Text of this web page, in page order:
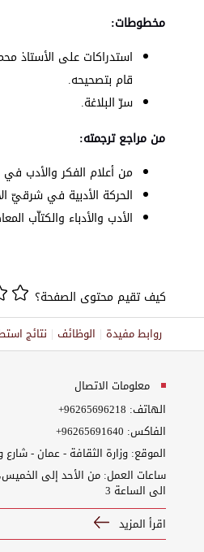
مخطوطات:
استدراكات على الأستاذ
قام بتصحيحه.
سرّ البلاغة.
من مراجع ترجمته:
من أعلام الفكر والأدب في
الحركة الأدبية في شرقيّ
الأدب والأدباء والكتاّب
كيف تقيم محتوى الصفحة؟
روابط مفيدة الوظائف نتائج
معلومات الاتصال
الهاتف: +96265696218
الفاكس: +96265691640
الموقع: وزارة الثقافة - عمان -
الى الساعة 3
اقرأ المزيد